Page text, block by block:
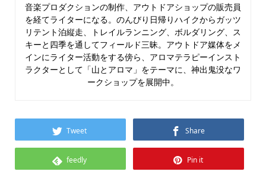
音楽プロダクションの制作、アウトドアショップの販売員
を経てライターになる。のんびり日帰りハイクからガッツ
リテント泊縦走、トレイルランニング、ボルダリング、ス
キーと四季を通してフィールド三昧。アウトドア媒体をメ
インにライター活動をする傍ら、アロマテラピーインスト
ラクターとして「山とアロマ」をテーマに、神出鬼没なワ
ークショップを展開中。
Tweet Share
feedly Pin it